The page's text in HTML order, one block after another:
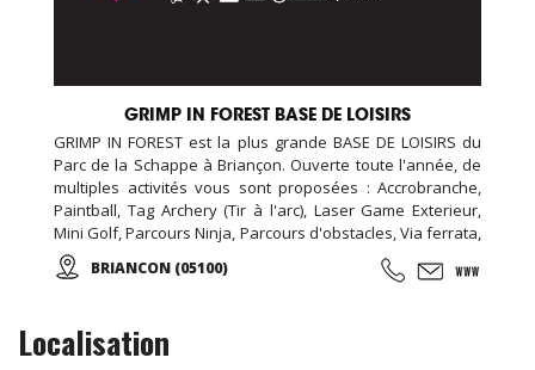
GRIMP IN FOREST BASE DE LOISIRS
GRIMP IN FOREST est la plus grande BASE DE LOISIRS du
Parc de la Schappe à Briançon. Ouverte toute l'année, de
multiples activités vous sont proposées : Accrobranche,
Paintball, Tag Archery (Tir à l'arc), Laser Game Exterieur,
Mini Golf, Parcours Ninja, Parcours d'obstacles, Via ferrata,
chasse aux trésors (chasse aux indices), Biathlon... De
l'aventure, des émotions, des moments forts à partager en
soirée nocturne privative, EVG, EVJF...).
BRIANCON (05100)
Localisation